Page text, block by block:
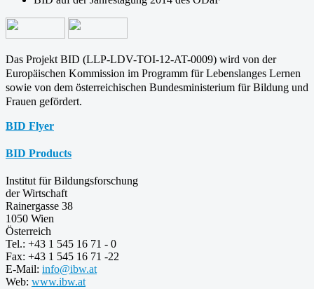
Das Projekt BID (LLP-LDV-TOI-12-AT-0009) wird von der
Europäischen Kommission im Programm fürLebenslanges Lernen
sowie von dem österreichischen Bundesministerium für Bildung und
Frauen gefördert.
BID Flyer
BID Products
Institut für Bildungsforschung
der Wirtschaft
Rainergasse 38
1050 Wien
Österreich
Tel.: +43 1 545 16 71 - 0
Fax: +43 1 545 16 71 -22
E-Mail: info@ibw.at
Web: www.ibw.at